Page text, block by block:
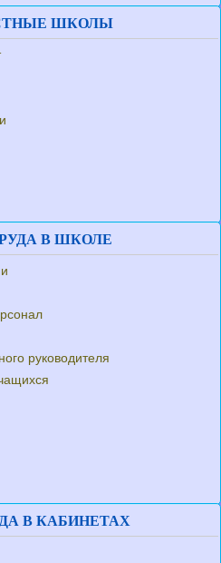
ШКОЛЫ
В ШКОЛЕ
руководителя
В КАБИНЕТАХ